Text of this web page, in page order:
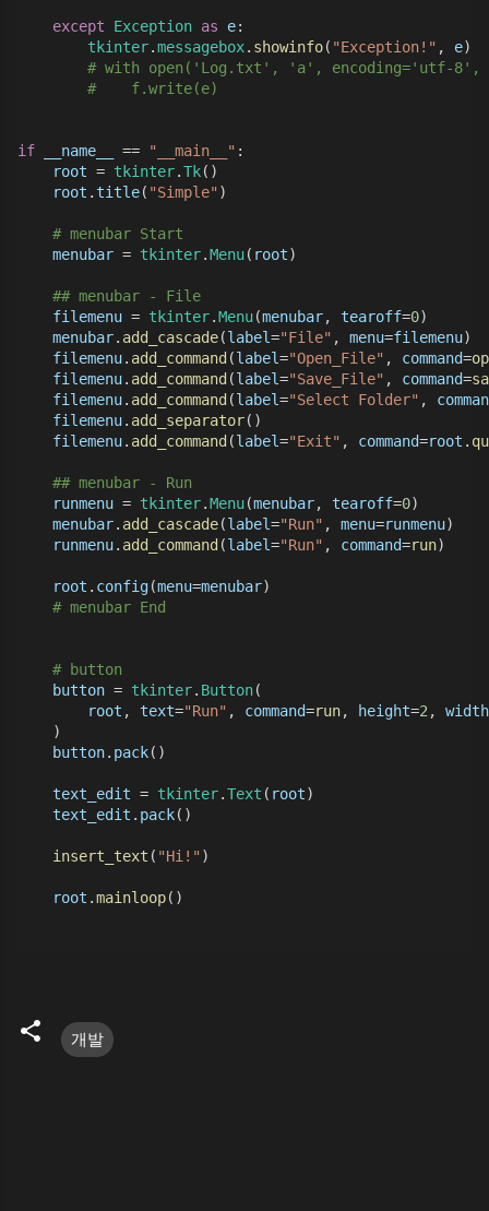
except Exception as e:
tkinter.messagebox. showinfo( "Exception!" , e)
# with open('Log.txt', 'a', encoding='utf-
#    f.write(e)
if __name__ == "__main__" :
root = tkinter.Tk()
root .title( "Simple" )
# menubar Start
menubar = tkinter.Menu( root)
## menubar - File
filemenu = tkinter.Menu(menubar, tearoff=0)
menubar. add_cascade(label="File" , menu=filemenu)
filemenu. add_command(label="Open_File" , command=
filemenu. add_command(label="Save_File" , command=
filemenu. add_command(label="Select Folder" ,
filemenu. add_separator()
filemenu. add_command(label="Exit" , command=root .
## menubar - Run
runmenu = tkinter.Menu(menubar, tearoff=0)
menubar. add_cascade(label="Run" , menu=runmenu)
runmenu. add_command(label="Run" , command=run)
root . config(menu=menubar)
# menubar End
# button
button = tkinter. Button(
root , text="Run" , command=run, height=2 , width
)
button. pack()
text_edit = tkinter.Text ( root)
text_edit . pack()
insert_text ( "Hi!" )
root .mainloop()
개발